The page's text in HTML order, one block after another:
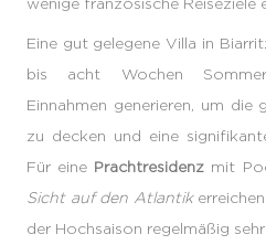
Eine gut gelegene Villa in
bis acht Wochen
Einnahmen generieren, um die
zu decken und eine
Für eine Prachtresidenz mit
Sicht auf den Atlantik
der Hochsaison regelmäßig sehr